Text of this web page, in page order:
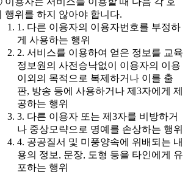
행위를 하지 않아야 합니다.
1. 다른 이용자의 이용자번호를 부정하
게 사용하는 행위
2. 서비스를 이용하여 얻은 정보를 교육
정보원의 사전승낙없이 이용자의 이용
이외의 목적으로 복제하거나 이를 출
판, 방송 등에 사용하거나 제3자에게 제
공하는 행위
3. 다른 이용자 또는 제3자를 비방하거
나 중상모략으로 명예를 손상하는 행위
4. 공공질서 및 미풍양속에 위배되는 내
용의 정보, 문장, 도형 등을 타인에게 유
포하는 행위